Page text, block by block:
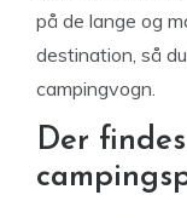
på de lange og
destination, så
campingvogn.
Der